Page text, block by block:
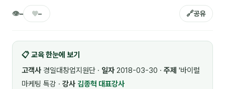
🧭 경영전략 · 트렌드 8
🎓 강사육성 · 교수법
🏭 산업 특화
👁– ♥– 🔗공유
📋 교육 한눈에 보기
고객사 경일대창업지원단 · 일자 2018-03-30 · 주제 '바이럴
마케팅 특강 · 강사 김종혁 대표강사